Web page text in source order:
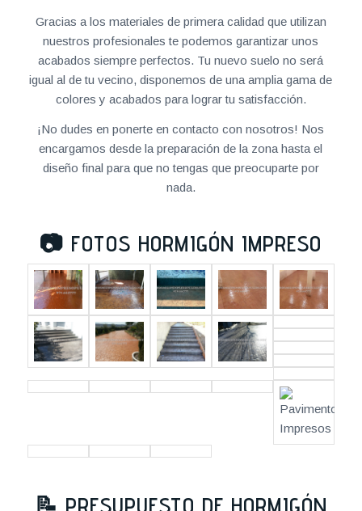
Gracias a los materiales de primera calidad que utilizan
nuestros profesionales te podemos garantizar unos
acabados siempre perfectos. Tu nuevo suelo no será
igual al de tu vecino, disponemos de una amplia gama de
colores y acabados para lograr tu satisfacción.
¡No dudes en ponerte en contacto con nosotros! Nos
encargamos desde la preparación de la zona hasta el
diseño final para que no tengas que preocuparte por
nada.
📷 FOTOS HORMIGÓN IMPRESO
📝 PRESUPUESTO DE HORMIGÓN